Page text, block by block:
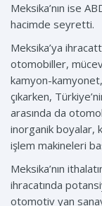
Meksika’nın ise
hacimde seyretti.
Meksika’ya
otomobiller,
kamyon-
çıkarken,
arasında da
inorganik boyalar,
işlem makineleri
Meksika’nın
ihracatında
otomotiv yan